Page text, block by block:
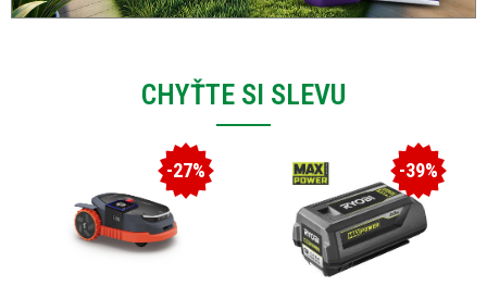
CHYŤTE SI SLEVU
-27% -39%